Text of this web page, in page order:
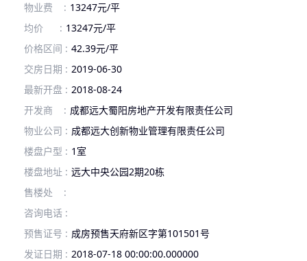
物业费 : 13247元/平
均价 : 13247元/平
价格区间 : 42.39元/平
交房日期 : 2019-06-30
最新开盘 : 2018-08-24
开发商 : 成都远大蜀阳房地产开发有限责任公司
物业公司 : 成都远大创新物业管理有限责任公司
楼盘户型 : 1室
楼盘地址 : 远大中央公园2期20栋
售楼处 :
咨询电话 :
预售证号 : 成房预售天府新区字第101501号
发证日期 : 2018-07-18 00:00:00.000000